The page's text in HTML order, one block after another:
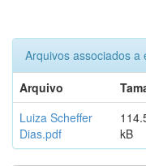
Arquivos associados a
Arquivo
Luiza Scheffer
Dias.pdf
kB